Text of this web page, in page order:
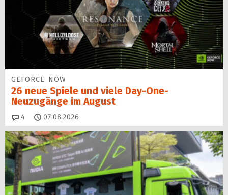
GEFORCE NOW
26 neue Spiele und viele Day-One-
Neuzugänge im August
4 Kommentare
07.08.2026